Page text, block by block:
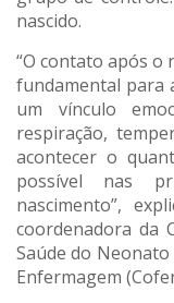
nascido.
“O contato após o
fundamental para
um vínculo
respiração,
acontecer o
possível nas
nascimento”,
coordenadora da
Saúde do Neonato
Enfermagem